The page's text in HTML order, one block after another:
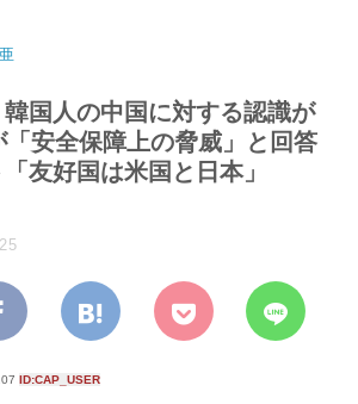
韓国人の中国に対する認識が
「安全保障上の脅威」と回答
友好国は米国と日本」
ID:CAP_USER